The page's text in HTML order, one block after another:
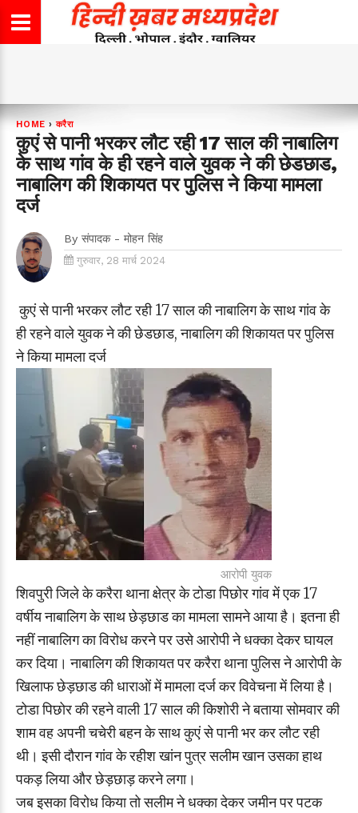
HOME ›करैरा
कुएं से पानी भरकर लौट रही 17 साल की नाबालिग
के साथ गांव के ही रहने वाले युवक ने की छेडछाड,
नाबालिग की शिकायत पर पुलिस ने किया मामला
दर्ज
By संपादक - मोहन सिंह
गुरुवार, 28 मार्च 2024
कुएं से पानी भरकर लौट रही 17 साल की नाबालिग के साथ गांव के
ही रहने वाले युवक ने की छेडछाड, नाबालिग की शिकायत पर पुलिस
ने किया मामला दर्ज
आरोपी युवक
शिवपुरी जिले के करैरा थाना क्षेत्र के टोडा पिछोर गांव में एक 17
वर्षीय नाबालिग के साथ छेड़छाड का मामला सामने आया है। इतना ही
नहीं नाबालिग का विरोध करने पर उसे आरोपी ने धक्का देकर घायल
कर दिया। नाबालिग की शिकायत पर करैरा थाना पुलिस ने आरोपी के
खिलाफ छेड़छाड की धाराओं में मामला दर्ज कर विवेचना में लिया है।
टोडा पिछोर की रहने वाली 17 साल की किशोरी ने बताया सोमवार की
शाम वह अपनी चचेरी बहन के साथ कुएं से पानी भर कर लौट रही
थी। इसी दौरान गांव के रहीश खांन पुत्र सलीम खान उसका हाथ
पकड़ लिया और छेड़छाड़ करने लगा।
जब इसका विरोध किया तो सलीम ने धक्का देकर जमीन पर पटक